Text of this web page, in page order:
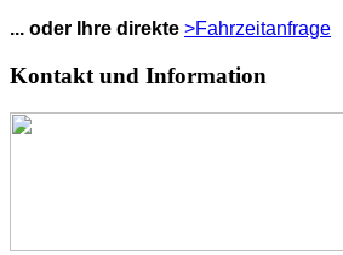
... oder Ihre direkte >Fahrzeitanfrage
Kontakt und Information